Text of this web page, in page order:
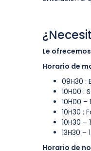
Le
Horario de
09H30
10H00 :
10H00 –
10H30 :
10H30 –
13H30 –
Horario de